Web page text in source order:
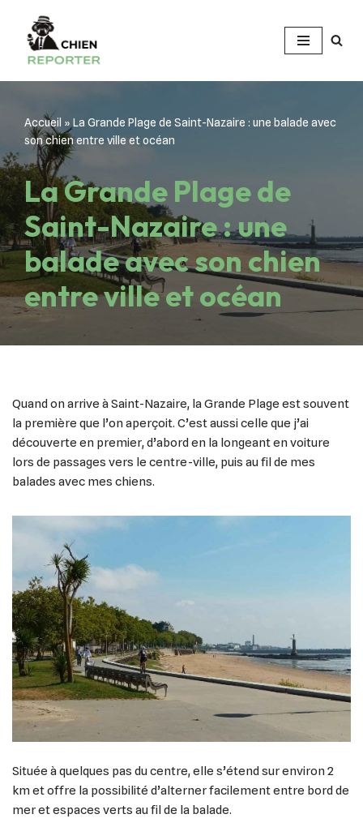
Aller
contenu
Accueil » La Grande Plage de Saint-Nazaire : une balade avec
son chien entre ville et océan
La Grande Plage de
Saint-Nazaire : une
balade avec son chien
entre ville et océan
Quand on arrive à Saint-Nazaire, la Grande Plage est souvent
la première que l’on aperçoit. C’est aussi celle que j’ai
découverte en premier, d’abord en la longeant en voiture
lors de passages vers le centre-ville, puis au fil de mes
balades avec mes chiens.
Située à quelques pas du centre, elle s’étend sur environ 2
km et offre la possibilité d’alterner facilement entre bord de
mer et espaces verts au fil de la balade.